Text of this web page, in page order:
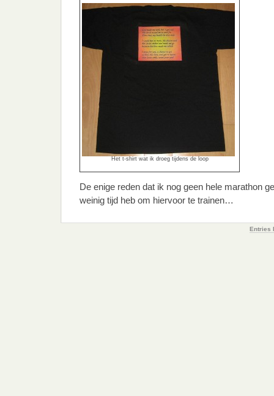
Het t-shirt wat ik droeg tijdens de loop
De enige reden dat ik nog geen hele marathon
weinig tijd heb om hiervoor te trainen…
Entries